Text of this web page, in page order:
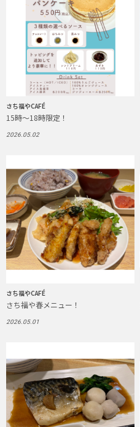
さち福やCAFÉ
15時～18時限定！
2026.05.02
さち福やCAFÉ
さち福や春メニュー！
2026.05.01